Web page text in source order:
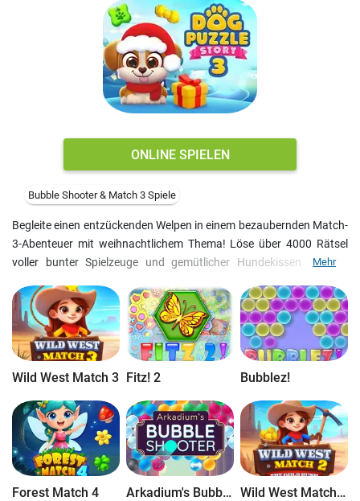
ONLINE SPIELEN
Bubble Shooter & Match 3 Spiele
Begleite einen entzückenden Welpen in einem bezaubernden Match-
3-Abenteuer mit weihnachtlichem Thema! Löse über 4000 Rätsel
voller bunter Spielzeuge und gemütlicher Hundekissen in einer
ab, um dem Welpen zu helfen, aufzuräumen, indem du Spielzeuge
wegräumst, gemütliche Schlafplätze arrangierst und verborgene
Schätze entdeckst. Mit fröhlichen visuellen Effekten und endlosem
Kachel-Matching ist es die perfekte Möglichkeit, sich an einem
winterlichen Tag zu vergnügen. Also schnapp dir deine
gemütliche und entzückende Denkspiel!
Mehr
Wild West Match 3 Fitz! 2 Bubblez!
Forest Match 4 Arkadium's Bubble Shooter Wild West Match 2: The Gold Rush